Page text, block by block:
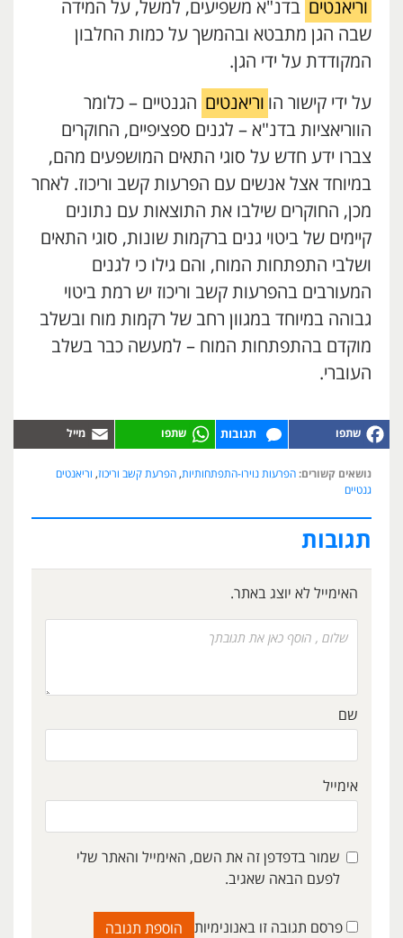
וריאנטים בדנ"א משפיעים, למשל, על המידה
שבה הגן מתבטא ובהמשך על כמות החלבון
המקודדת על ידי הגן.
על ידי קישור הו וריאנטים הגנטיים – כלומר
הווריאציות בדנ"א – לגנים ספציפיים, החוקרים
צברו ידע חדש על סוגי התאים המושפעים מהם,
במיוחד אצל אנשים עם הפרעות קשב וריכוז. לאחר
מכן, החוקרים שילבו את התוצאות עם נתונים
קיימים של ביטוי גנים ברקמות שונות, סוגי התאים
ושלבי התפתחות המוח, והם גילו כי לגנים
המעורבים בהפרעות קשב וריכוז יש רמת ביטוי
גבוהה במיוחד במגוון רחב של רקמות מוח ובשלב
מוקדם בהתפתחות המוח – למעשה כבר בשלב
העוברי.
תגובות
נושאים קשורים: הפרעות נוירו-התפתחותיות, הפרעת קשב וריכוז, וריאנטים
גנטיים
תגובות
האימייל לא יוצג באתר.
שם
אימייל
שמור בדפדפן זה את השם, האימייל והאתר שלי
לפעם הבאה שאגיב.
פרסם תגובה זו באנונימיות